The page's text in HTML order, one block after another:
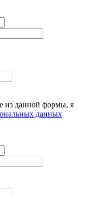
из данной формы, я
данных